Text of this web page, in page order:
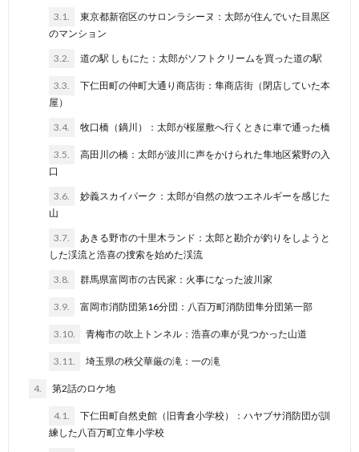
3.1.
東京都新宿区のサロンラシーヌ：太郎が住んでいた目黒区
のマンション
3.2. 道の駅 しもにた：太郎がソフトクリームを買った道の駅
3.3.
下仁田町の仲町大通り商店街：隼商店街（閉店していた本
屋）
3.4. 牧口橋（鏑川）：太郎が桜屋敷へ行くときに車で通った橋
3.5.
高田川の橋：太郎が波川に声をかけられた隼地区紫野の入
口
3.6.
妙義スカイパーク：太郎が自然の放つエネルギーを感じた
山
3.7.
あきる野市の十里木ランド：太郎と勘介が釣りをしようと
した渓流と浩喜の捜索を始めた渓流
3.8. 群馬県富岡市の古民家：火事になった波川家
3.9. 富岡市消防団第16分団：八百万町消防団隼分団第一部
3.10. 青梅市の吹上トンネル：浩喜の車が見つかった山道
3.11. 埼玉県の秩父華厳の滝：一の滝
4. 第2話のロケ地
4.1.
下仁田町自然史館（旧青倉小学校）：ハヤブサ消防団が訓
練した八百万町立隼小学校